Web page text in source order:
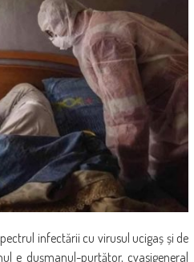
infectării cu virusul ucigaș și de
e dușmanul-purtător, cvasigeneral